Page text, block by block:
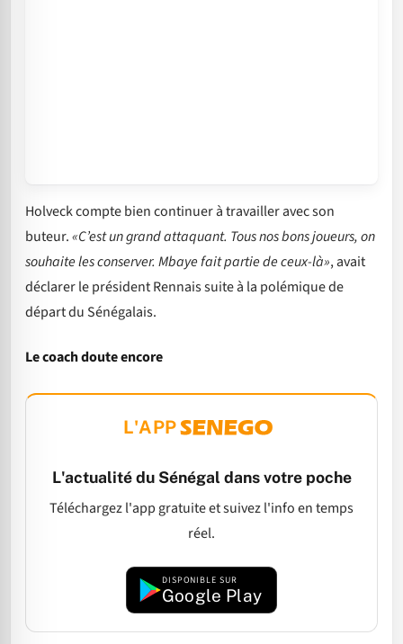
Holveck compte bien continuer à travailler avec son
buteur.«C’est un grand attaquant. Tous nos bons joueurs, on
souhaite les conserver. Mbaye fait partie de ceux-là», avait
déclarer le président Rennais suite à la polémique de
départ du Sénégalais.
Le coach doute encore
L'APP
L'actualité du Sénégal dans votre poche
Téléchargez l'app gratuite et suivez l'info en temps
réel.
DISPONIBLE SUR
Google Play